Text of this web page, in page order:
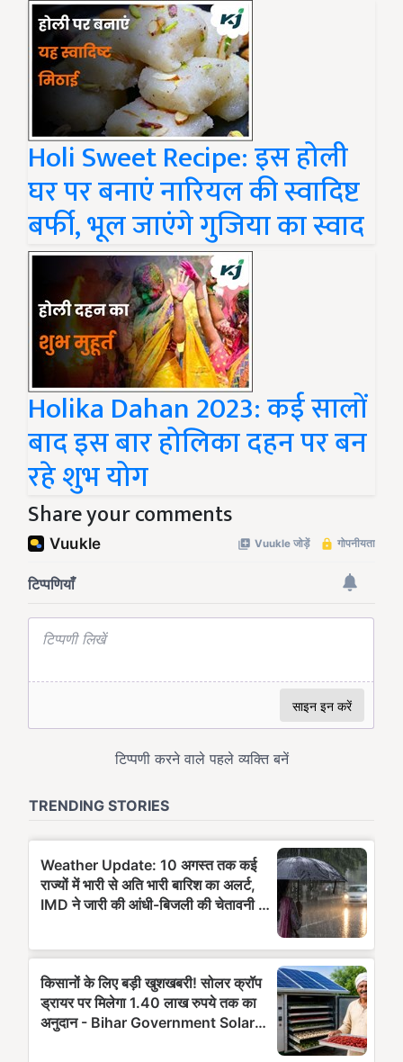
Holi Sweet Recipe: इस होली
घर पर बनाएं नारियल की स्वादिष्ट
बर्फी, भूल जाएंगे गुजिया का स्वाद
Holika Dahan 2023: कई सालों
बाद इस बार होलिका दहन पर बन
रहे शुभ योग
Share your comments